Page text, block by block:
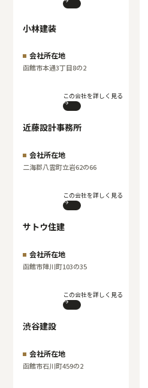
小林建装
会社所在地
函館市本通3丁目8の2
この会社を詳しく見る
近藤設計事務所
会社所在地
二海郡八雲町立岩62の66
この会社を詳しく見る
サトウ住建
会社所在地
函館市陣川町103の35
この会社を詳しく見る
渋谷建設
会社所在地
函館市石川町459の2